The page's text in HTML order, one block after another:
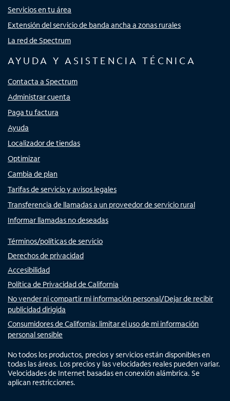
Servicios en tu área
Extensión del servicio de banda ancha a zonas rurales
La red de Spectrum
AYUDA Y ASISTENCIA TÉCNICA
Contacta a Spectrum
Administrar cuenta
Paga tu factura
Ayuda
Localizador de tiendas
Optimizar
Cambia de plan
Tarifas de servicio y avisos legales
Transferencia de llamadas a un proveedor de servicio rural
Informar llamadas no deseadas
Términos/políticas de servicio
Derechos de privacidad
Accesibilidad
Política de Privacidad de California
No vender ni compartir mi información personal/Dejar de recibir
publicidad dirigida
Consumidores de California: limitar el uso de mi información
personal sensible
No todos los productos, precios y servicios están disponibles en
todas las áreas. Los precios y las velocidades reales pueden variar.
Velocidades de Internet basadas en conexión alámbrica. Se
aplican restricciones.